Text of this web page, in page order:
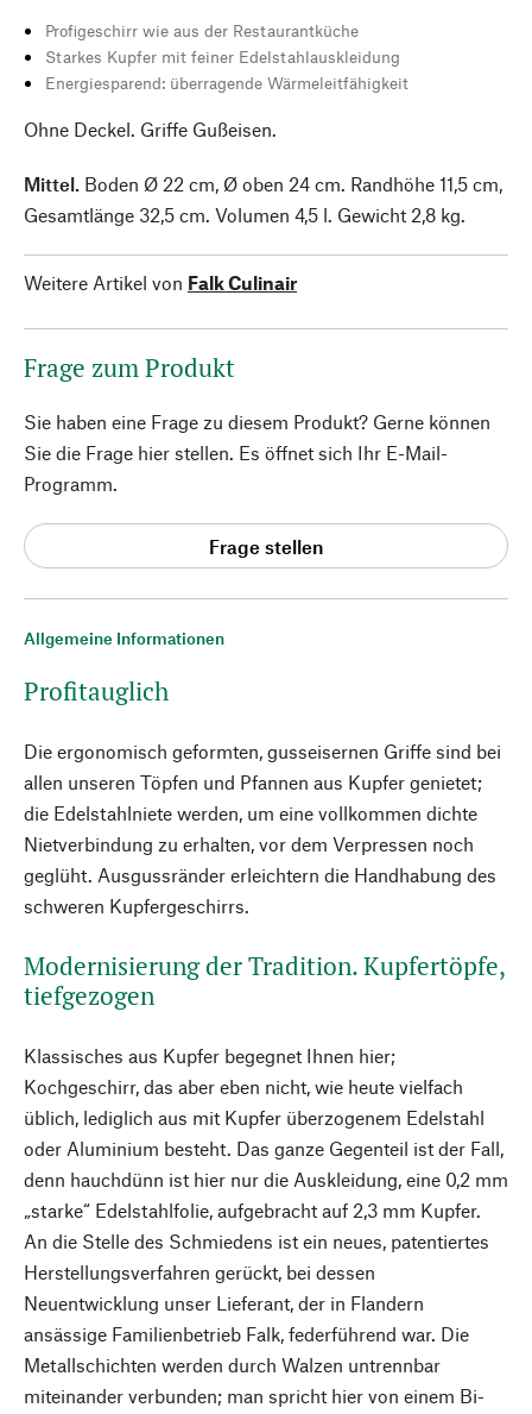
Allgemeine Informationen
Profitauglich
Die ergonomisch geformten, gusseisernen Griffe sind bei
allen unseren Töpfen und Pfannen aus Kupfer genietet;
die Edelstahlniete werden, um eine vollkommen dichte
Nietverbindung zu erhalten, vor dem Verpressen noch
geglüht. Ausgussränder erleichtern die Handhabung des
schweren Kupfergeschirrs.
Modernisierung der Tradition. Kupfertöpfe,
tiefgezogen
Klassisches aus Kupfer begegnet Ihnen hier;
Kochgeschirr, das aber eben nicht, wie heute vielfach
üblich, lediglich aus mit Kupfer überzogenem Edelstahl
oder Aluminium besteht. Das ganze Gegenteil ist der Fall,
denn hauchdünn ist hier nur die Auskleidung, eine 0,2 mm
„starke“ Edelstahlfolie, aufgebracht auf 2,3 mm Kupfer.
An die Stelle des Schmiedens ist ein neues, patentiertes
Herstellungsverfahren gerückt, bei dessen
Neuentwicklung unser Lieferant, der in Flandern
ansässige Familienbetrieb Falk, federführend war. Die
Metallschichten werden durch Walzen untrennbar
miteinander verbunden; man spricht hier von einem Bi-
Profigeschirr wie aus der Restaurantküche
Starkes Kupfer mit feiner Edelstahlauskleidung
Energiesparend: überragende Wärmeleitfähigkeit
Ohne Deckel. Griffe Gußeisen.
Mittel. Boden Ø 22 cm, Ø oben 24 cm. Randhöhe 11,5 cm,
Gesamtlänge 32,5 cm. Volumen 4,5 l. Gewicht 2,8 kg.
Weitere Artikel von Falk Culinair
Frage zum Produkt
Sie haben eine Frage zu diesem Produkt? Gerne können
Sie die Frage hier stellen. Es öffnet sich Ihr E-Mail-
Programm.
Frage stellen